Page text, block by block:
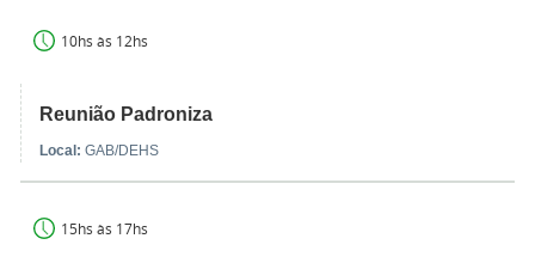
10hs às 12hs
Reunião Padroniza
Local: GAB/DEHS
15hs às 17hs